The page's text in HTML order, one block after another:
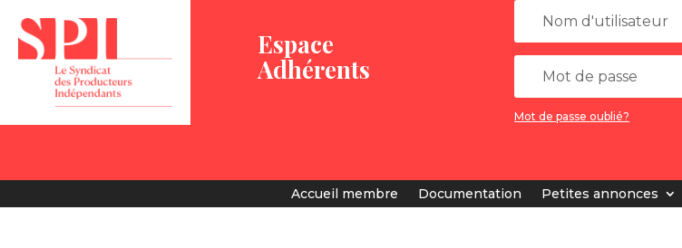
Espace
Adhérents
Mot de passe oublié?
Accueil membre Documentation Petites annonces